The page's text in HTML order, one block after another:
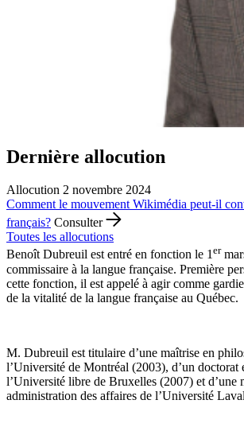
Dernière allocution
Allocution 2 novembre 2024
Comment le mouvement Wikimédia peut-il
français? Consulter
Toutes les allocutions
Benoît Dubreuil est entré en fonction le 1er
commissaire à la langue française. Première
cette fonction, il est appelé à agir comme
de la vitalité de la langue française au Québec.
M. Dubreuil est titulaire d’une maîtrise en
l’Université de Montréal (2003), d’un doctorat
l’Université libre de Bruxelles (2007) et d’une
administration des affaires de l’Université